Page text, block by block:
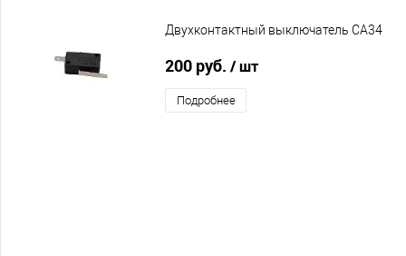
Двухконтактный выключатель CA34
200 руб. / шт
Подробнее